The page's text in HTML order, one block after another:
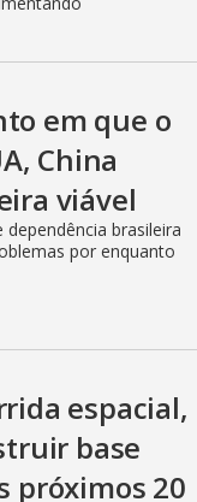
em que o
China
viável
brasileira
por enquanto
espacial,
base
próximos 20